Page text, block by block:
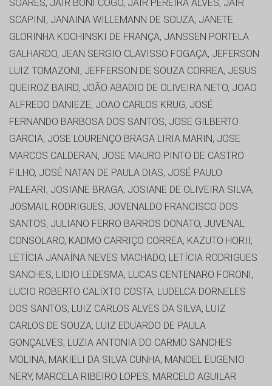
SOARES, JAIR BONI COGO, JAIR PEREIRA ALVES, JAIR
SCAPINI, JANAINA WILLEMANN DE SOUZA, JANETE
GLORINHA KOCHINSKI DE FRANÇA, JANSSEN PORTELA
GALHARDO, JEAN SERGIO CLAVISSO FOGAÇA, JEFERSON
LUIZ TOMAZONI, JEFFERSON DE SOUZA CORREA, JESUS
QUEIROZ BAIRD, JOÃO ABADIO DE OLIVEIRA NETO, JOAO
ALFREDO DANIEZE, JOAO CARLOS KRUG, JOSÉ
FERNANDO BARBOSA DOS SANTOS, JOSE GILBERTO
GARCIA, JOSE LOURENÇO BRAGA LIRIA MARIN, JOSE
MARCOS CALDERAN, JOSE MAURO PINTO DE CASTRO
FILHO, JOSÉ NATAN DE PAULA DIAS, JOSÉ PAULO
PALEARI, JOSIANE BRAGA, JOSIANE DE OLIVEIRA SILVA,
JOSMAIL RODRIGUES, JOVENALDO FRANCISCO DOS
SANTOS, JULIANO FERRO BARROS DONATO, JUVENAL
CONSOLARO, KADMO CARRIÇO CORREA, KAZUTO HORII,
LETÍCIA JANAÍNA NEVES MACHADO, LETÍCIA RODRIGUES
SANCHES, LIDIO LEDESMA, LUCAS CENTENARO FORONI,
LUCIO ROBERTO CALIXTO COSTA, LUDELCA DORNELES
DOS SANTOS, LUIZ CARLOS ALVES DA SILVA, LUIZ
CARLOS DE SOUZA, LUIZ EDUARDO DE PAULA
GONÇALVES, LUZIA ANTONIA DO CARMO SANCHES
MOLINA, MAKIELI DA SILVA CUNHA, MANOEL EUGENIO
NERY, MARCELA RIBEIRO LOPES, MARCELO AGUILAR